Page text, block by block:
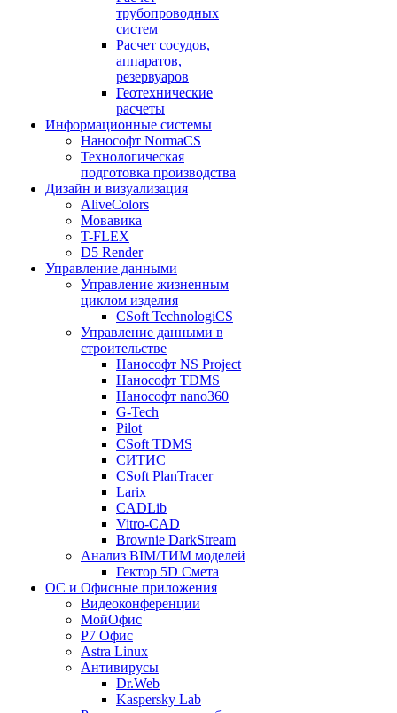
трубопроводных
систем
Расчет сосудов,
аппаратов,
резервуаров
Геотехнические
расчеты
Информационные системы
Нанософт NormaCS
Технологическая
подготовка производства
Дизайн и визуализация
AliveColors
Мовавика
T-FLEX
D5 Render
Управление данными
Управление жизненным
циклом изделия
CSoft TechnologiCS
Управление данными в
строительстве
Нанософт NS Project
Нанософт TDMS
Нанософт nano360
G-Tech
Pilot
CSoft TDMS
СИТИС
CSoft PlanTracer
Larix
CADLib
Vitro-CAD
Brownie DarkStream
Анализ BIM/ТИМ моделей
Гектор 5D Смета
ОС и Офисные приложения
Видеоконференции
МойОфис
P7 Офис
Astra Linux
Антивирусы
Dr.Web
Kaspersky Lab